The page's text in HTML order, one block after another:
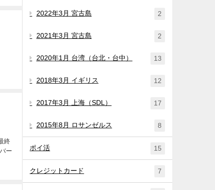
2022年3月 宮古島 2
2021年3月 宮古島 2
2020年1月 台湾（台北・台中） 13
2018年3月 イギリス 12
2017年3月 上海（SDL） 17
2015年8月 ロサンゼルス 8
ポイ活 15
クレジットカード 7